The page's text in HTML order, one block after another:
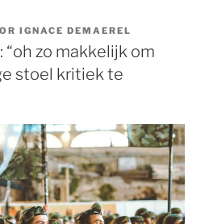
IGNACE DEMAEREL
“oh zo makkelijk om
stoel kritiek te